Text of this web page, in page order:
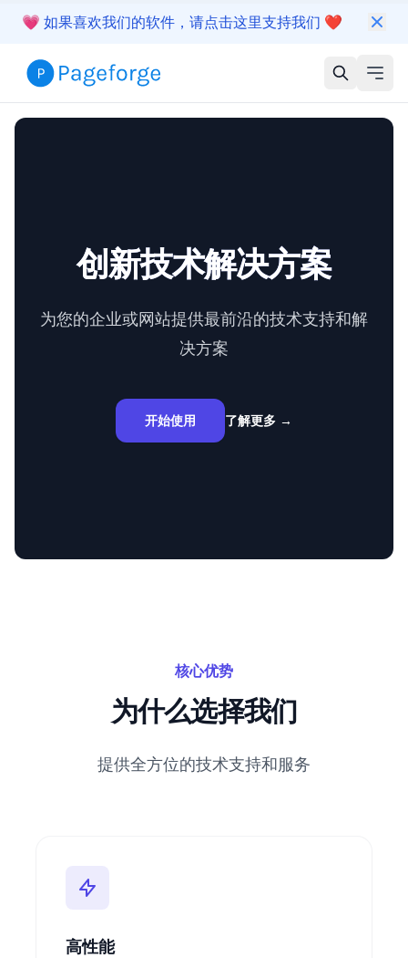
💗 如果喜欢我们的软件，请点击这里支持我们 ❤️
创新技术解决方案
为您的企业或网站提供最前沿的技术支持和解
决方案
开始使用 了解更多 →
核心优势
为什么选择我们
提供全方位的技术支持和服务
高性能